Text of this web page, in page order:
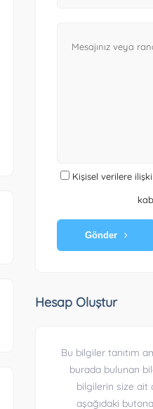
Kişisel verilere
Gönder
Hesap Oluştur
Bu bilgiler tanıtım
burada bulunan
bilgilerin size ait
aşağıdaki